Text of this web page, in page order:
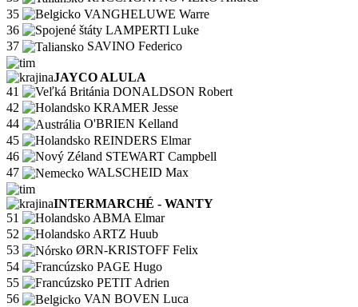
35
VANGHELUWE Warre
36
LAMPERTI Luke
37
SAVINO Federico
JAYCO ALULA
41
DONALDSON Robert
42
KRAMER Jesse
44
O'BRIEN Kelland
45
REINDERS Elmar
46
STEWART Campbell
47
WALSCHEID Max
INTERMARCHÉ - WANTY
51
ABMA Elmar
52
ARTZ Huub
53
ØRN-KRISTOFF Felix
54
PAGE Hugo
55
PETIT Adrien
56
VAN BOVEN Luca